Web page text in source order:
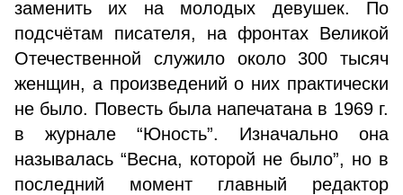
заменить их на молодых девушек. По
подсчётам писателя, на фронтах Великой
Отечественной служило около 300 тысяч
женщин, а произведений о них практически
не было. Повесть была напечатана в 1969 г.
в журнале “Юность”. Изначально она
называлась “Весна, которой не было”, но в
последний момент главный редактор